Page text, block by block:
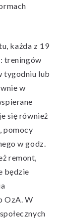
każda z 19
treningów
tygodniu lub
w
się również
pomocy
w godz.
remont,
będzie
OzA. W